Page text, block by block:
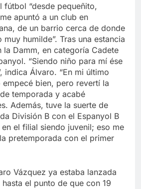
fútbol “desde pequeñito,
apuntó a un club en
de un barrio cerca de donde
humilde”. Tras una estancia
la Damm, en categoría Cadete
“Siendo niño para mí ése
indica Álvaro. “En mi último
bien, pero revertí la
temporada y acabé
Además, tuve la suerte de
División B con el Espanyol B
el filial siendo juvenil; eso me
pretemporada con el primer
Vázquez ya estaba lanzada
el punto de que con 19